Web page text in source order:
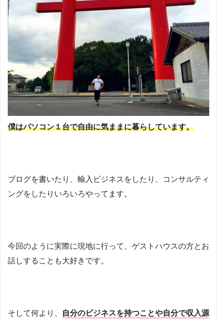
僕はパソコン１台で自由に気ままに暮らしています。
ブログを書いたり、輸入ビジネスをしたり、コンサルティ
ングをしたりいろいろやってます。
今回のように実際に現地に行って、ゲストハウスの方とお
話しすることも大好きです。
そして何より、
自分のビジネスを持つことや自分で収入源